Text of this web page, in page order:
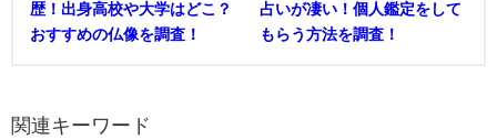
歴！出身高校や大学はどこ？
おすすめの仏像を調査！
占いが凄い！個人鑑定をして
もらう方法を調査！
関連キーワード